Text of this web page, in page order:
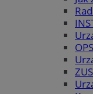
OPS
ZUS